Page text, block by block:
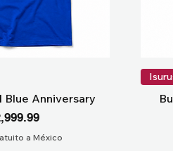
Blue Anniversary
a México